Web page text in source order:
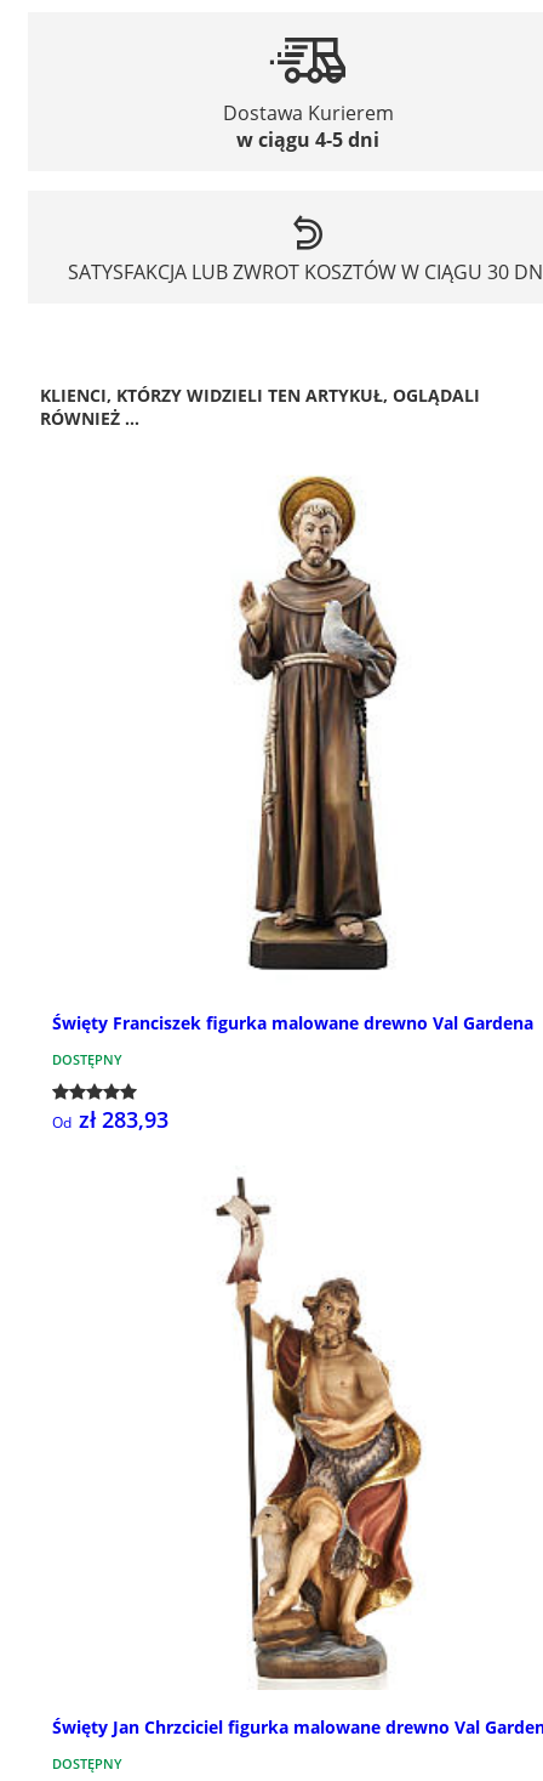
Dostawa Kurierem
w ciągu 4-5 dni
SATYSFAKCJA LUB ZWROT KOSZTÓW W CIĄGU 30
KLIENCI, KTÓRZY WIDZIELI TEN ARTYKUŁ, OGLĄDALI
RÓWNIEŻ ...
Święty Franciszek figurka malowane drewno Val Gardena
DOSTĘPNY
Od zł 283,93
Święty Jan Chrzciciel figurka malowane drewno Val
DOSTĘPNY